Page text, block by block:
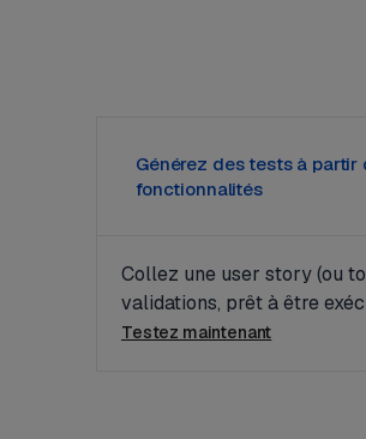
Générez des tests à partir
fonctionnalités
Collez une user story (ou
validations, prêt à être
Testez maintenant